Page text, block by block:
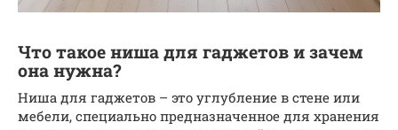
Что такое ниша для гаджетов и зачем
она нужна?
Ниша для гаджетов – это углубление в стене или
мебели, специально предназначенное для хранения